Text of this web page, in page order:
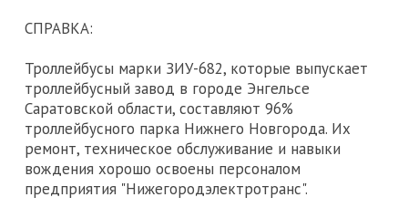
СПРАВКА:
Троллейбусы марки ЗИУ-682, которые выпускает
троллейбусный завод в городе Энгельсе
Саратовской области, составляют 96%
троллейбусного парка Нижнего Новгорода. Их
ремонт, техническое обслуживание и навыки
вождения хорошо освоены персоналом
предприятия "Нижегородэлектротранс".